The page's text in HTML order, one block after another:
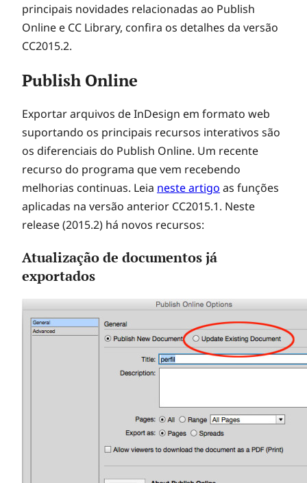
principais novidades relacionadas ao Publish
Online e CC Library, confira os detalhes da versão
CC2015.2.
Publish Online
Exportar arquivos de InDesign em formato web
suportando os principais recursos interativos são
os diferenciais do Publish Online. Um recente
recurso do programa que vem recebendo
melhorias continuas. Leia neste artigo as funções
aplicadas na versão anterior CC2015.1. Neste
release (2015.2) há novos recursos:
Atualização de documentos já
exportados